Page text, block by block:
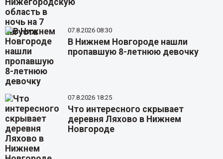
07.8.2026 08:30
В Нижнем Новгороде нашли
пропавшую 8-летнюю девочку
07.8.2026 18:25
Что интересного скрывает
деревня Ляхово в Нижнем
Новгороде